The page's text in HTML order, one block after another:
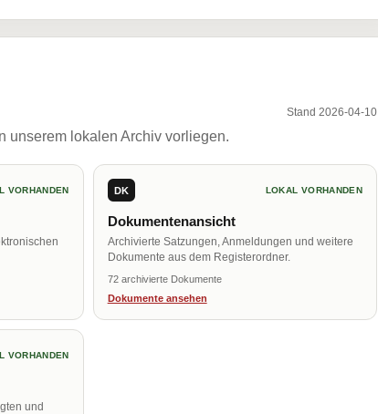
Stand 2026-04-10
unserem lokalen Archiv vorliegen.
VORHANDEN DK LOKAL VORHANDEN
Dokumentenansicht
Archivierte Satzungen, Anmeldungen und weitere
Dokumente aus dem Registerordner.
72 archivierte Dokumente
Dokumente ansehen
VORHANDEN
und